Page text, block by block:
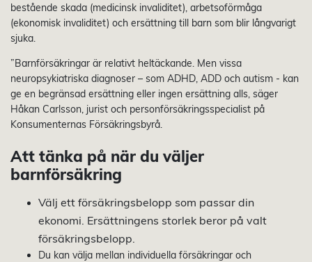
bestående skada (medicinsk invaliditet), arbetsoförmåga
(ekonomisk invaliditet) och ersättning till barn som blir långvarigt
sjuka.
”Barnförsäkringar är relativt heltäckande. Men vissa
neuropsykiatriska diagnoser – som ADHD, ADD och autism - kan
ge en begränsad ersättning eller ingen ersättning alls, säger
Håkan Carlsson, jurist och personförsäkringsspecialist på
Konsumenternas Försäkringsbyrå.
Att tänka på när du väljer
barnförsäkring
Välj ett försäkringsbelopp som passar din
ekonomi. Ersättningens storlek beror på valt
försäkringsbelopp.
Du kan välja mellan individuella försäkringar och